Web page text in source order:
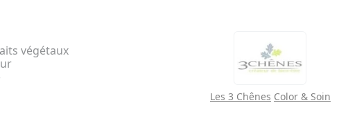
végétaux
Les 3 Chênes Color & Soin